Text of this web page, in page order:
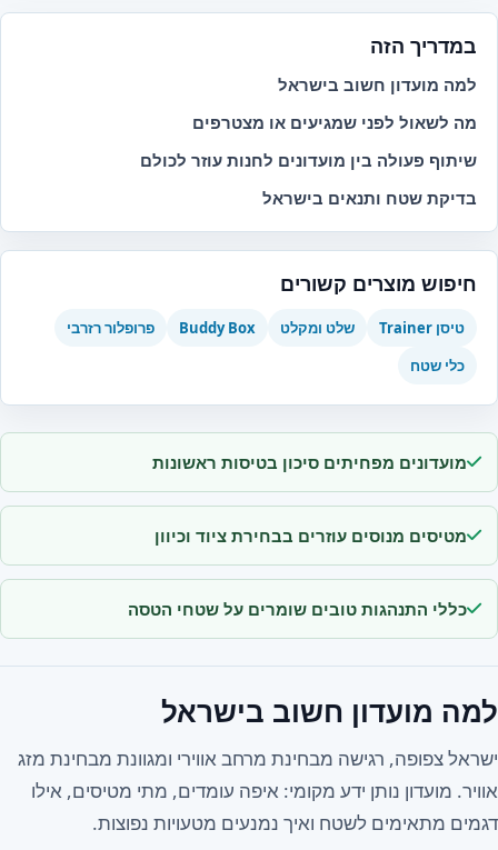
במדריך הזה
למה מועדון חשוב בישראל
מה לשאול לפני שמגיעים או מצטרפים
שיתוף פעולה בין מועדונים לחנות עוזר לכולם
בדיקת שטח ותנאים בישראל
חיפוש מוצרים קשורים
טיסן Trainer שלט ומקלט Buddy Box
פרופלור רזרבי
כלי שטח
מועדונים מפחיתים סיכון בטיסות ראשונות
מטיסים מנוסים עוזרים בבחירת ציוד וכיוון
כללי התנהגות טובים שומרים על שטחי הטסה
למה מועדון חשוב בישראל
ישראל צפופה, רגישה מבחינת מרחב אווירי ומגוונת מבחינת מזג
אוויר. מועדון נותן ידע מקומי: איפה עומדים, מתי מטיסים, אילו
דגמים מתאימים לשטח ואיך נמנעים מטעויות נפוצות.